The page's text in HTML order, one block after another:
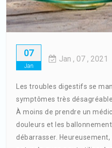
07
Jan
Jan , 07 , 2021
Les troubles digestifs se
symptômes très
À moins de prendre un
douleurs et les
débarrasser.